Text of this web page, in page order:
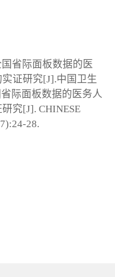
省际面板数据的医
证研究[J].中国卫生
际面板数据的医务人
究[J]. CHINESE
28.